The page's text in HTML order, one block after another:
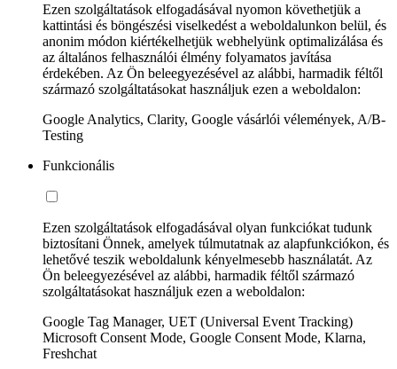
Ezen szolgáltatások elfogadásával nyomon követhetjük a
kattintási és böngészési viselkedést a weboldalunkon belül, és
anonim módon kiértékelhetjük webhelyünk optimalizálása és
az általános felhasználói élmény folyamatos javítása
érdekében. Az Ön beleegyezésével az alábbi, harmadik féltől
származó szolgáltatásokat használjuk ezen a weboldalon:
Google Analytics, Clarity, Google vásárlói vélemények, A/B-
Testing
Funkcionális
Ezen szolgáltatások elfogadásával olyan funkciókat tudunk
biztosítani Önnek, amelyek túlmutatnak az alapfunkciókon, és
lehetővé teszik weboldalunk kényelmesebb használatát. Az
Ön beleegyezésével az alábbi, harmadik féltől származó
szolgáltatásokat használjuk ezen a weboldalon:
Google Tag Manager, UET (Universal Event Tracking)
Microsoft Consent Mode, Google Consent Mode, Klarna,
Freshchat